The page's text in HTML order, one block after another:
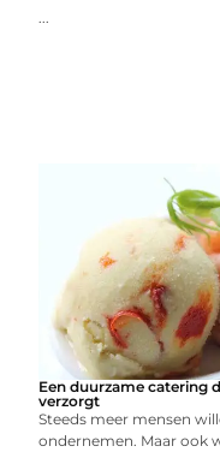
...
Een duurzame catering
verzorgt
Steeds meer mensen
ondernemen. Maar ook